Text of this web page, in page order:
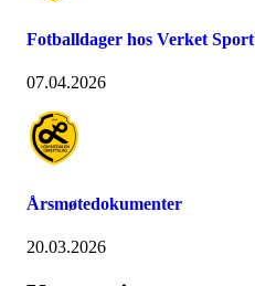
Fotballdager hos Verket Sport
07.04.2026
Årsmøtedokumenter
20.03.2026